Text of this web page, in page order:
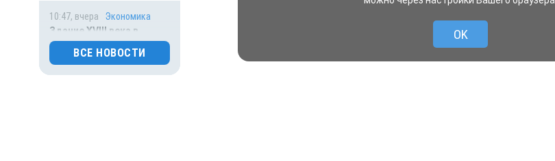
10:47, вчера
Экономика
Здание XVIII века в
Лебедяни не
заинтересовало
инвесторов
ВСЕ НОВОСТИ
OK